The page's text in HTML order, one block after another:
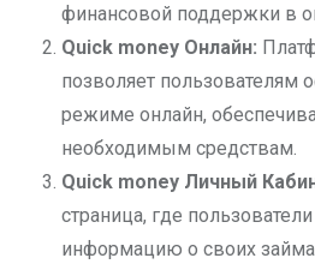
финансовой поддержки в
Quick money Онлайн:
позволяет пользователям
режиме онлайн,
необходимым средствам.
Quick money Личный
страница, где
информацию о своих